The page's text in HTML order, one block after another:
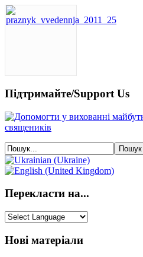
Підтримайте/Support Us
Перекласти на...
Нові матеріали